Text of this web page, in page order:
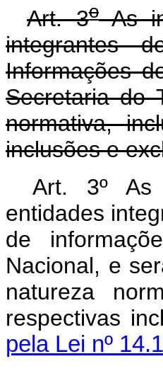
Art. 3oAs
integrantes
Informações
Secretaria do
normativa,
inclusões e
Art. 3º As
entidades
de
Nacional, e
natureza
respectivas
pela Lei nº